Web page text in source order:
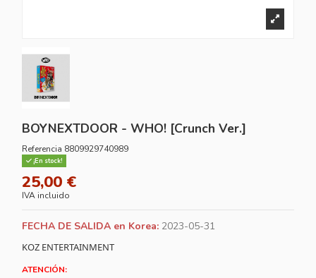
BOYNEXTDOOR - WHO! [Crunch Ver.]
Referencia 8809929740989
¡En stock!
25,00 €
IVA incluido
FECHA DE SALIDA en Korea: 2023-05-31
KOZ ENTERTAINMENT
ATENCIÓN: